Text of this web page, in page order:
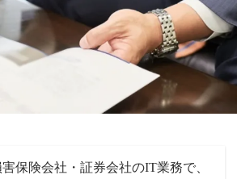
保険会社・証券会社のIT業務で、